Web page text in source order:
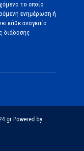
το οποίο
ενημέρωση ή
κάθε αναγκαίο
διάδοσης
Powered by